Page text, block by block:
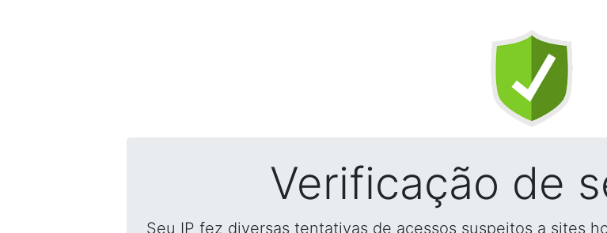
Verificação de
Seu IP fez diversas tentativas de acessos suspeitos a sites